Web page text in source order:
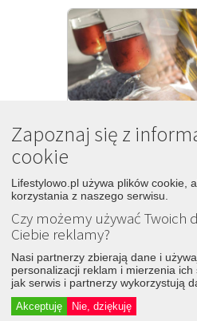
*fotogaleria :
ceramika z kalabrii
Śledź
Dodaj
z widokiem na stół
Zapoznaj się z
cookie
Lifestylowo.pl używa plików cookie,
korzystania z naszego serwisu.
Czy możemy używać Twoich
Ciebie reklamy?
Nasi partnerzy zbierają dane i
personalizacji reklam i mierzenia ich
jak serwis i partnerzy wykorzystują
Akceptuję Nie, dziękuję